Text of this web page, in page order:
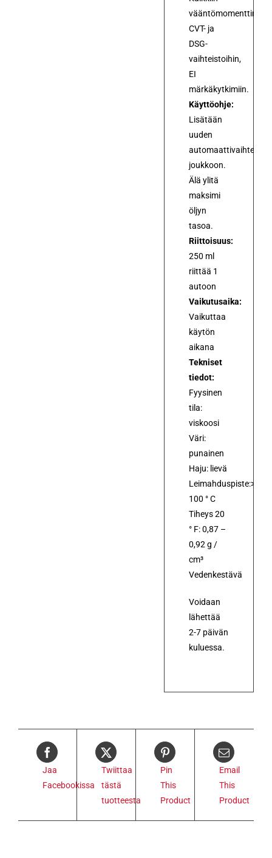
CVT- ja
DSG-
vaihteistoihin,
EI
märkäkytkimiin.
Käyttöohje:
Lisätään
uuden
joukkoon.
Älä ylitä
maksimi
öljyn
tasoa.
Riittoisuus:
250 ml
riittää 1
autoon
Vaikutusaika:
Vaikuttaa
käytön
aikana
Tekniset
tiedot:
Fyysinen
tila:
viskoosi
Väri:
punainen
Haju: lievä
Leimahduspiste:>
100 ° C
Tiheys 20
° F: 0,87 –
0,92 g /
cm³
Vedenkestävä
Voidaan
lähettää
2-7 päivän
kuluessa.
Jaa
Facebookissa
Twiittaa
tästä
tuotteesta
Pin
This
Product
Email
This
Product